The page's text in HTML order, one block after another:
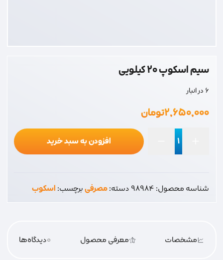
سیم اسکوپ 20 کیلویی
6 در انبار
۲,۶۵۰,۰۰۰تومان
کیلویی
افزودن به سبد خرید
شناسه محصول:98984دسته:مصرفیبرچسب:اسکوب
مشخصات معرفی محصول 0دیدگاه‌‌ها